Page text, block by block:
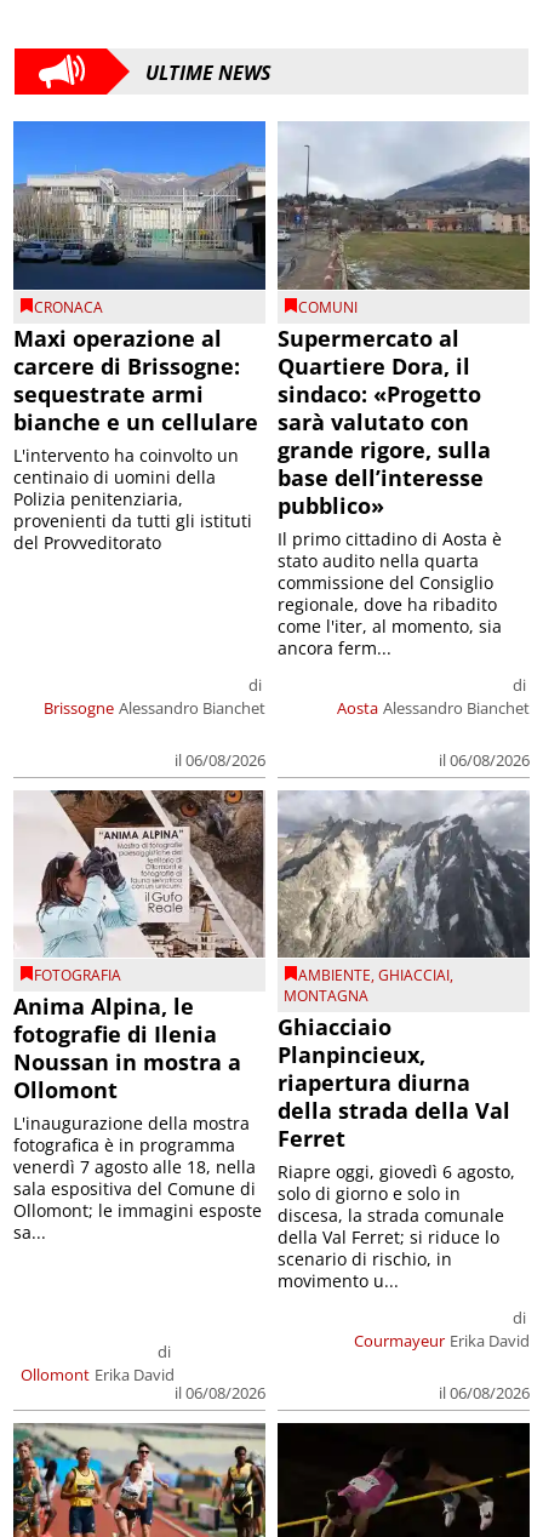
ULTIME NEWS
CRONACA
Maxi operazione al
carcere di Brissogne:
sequestrate armi
bianche e un cellulare
Brissogne
di
Alessandro Bianchet
il 06/08/2026
L'intervento ha coinvolto un
centinaio di uomini della
Polizia penitenziaria,
provenienti da tutti gli istituti
del Provveditorato
COMUNI
Supermercato al
Quartiere Dora, il
sindaco: «Progetto
sarà valutato con
grande rigore, sulla
base dell’interesse
pubblico»
Aosta
di
Alessandro Bianchet
il 06/08/2026
Il primo cittadino di Aosta è
stato audito nella quarta
commissione del Consiglio
regionale, dove ha ribadito
come l'iter, al momento, sia
ancora ferm...
FOTOGRAFIA
Anima Alpina, le
fotografie di Ilenia
Noussan in mostra a
Ollomont
Ollomont
di
Erika David
il 06/08/2026
L'inaugurazione della mostra
fotografica è in programma
venerdì 7 agosto alle 18, nella
sala espositiva del Comune di
Ollomont; le immagini esposte
sa...
AMBIENTE,GHIACCIAI,
MONTAGNA
Ghiacciaio
Planpincieux,
riapertura diurna
della strada della Val
Ferret
Courmayeur
di
Erika David
il 06/08/2026
Riapre oggi, giovedì 6 agosto,
solo di giorno e solo in
discesa, la strada comunale
della Val Ferret; si riduce lo
scenario di rischio, in
movimento u...